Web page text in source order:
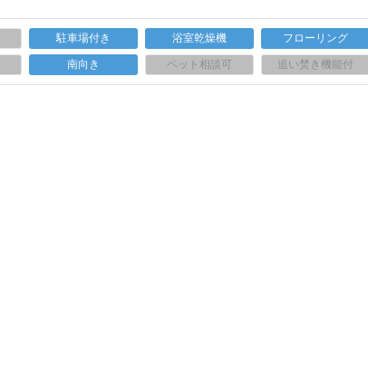
駐車場付き 浴室乾燥機 フローリング
南向き ペット相談可 追い焚き機能付